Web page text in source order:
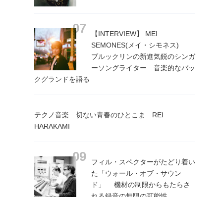
【INTERVIEW】 MEI
SEMONES(メイ・シモネス)
ブルックリンの新進気鋭のシンガ
ーソングライター 音楽的なバッ
クグランドを語る
テクノ音楽 切ない青春のひとこま REI
HARAKAMI
フィル・スペクターがたどり着い
た「ウォール・オブ・サウン
ド」 機材の制限からもたらさ